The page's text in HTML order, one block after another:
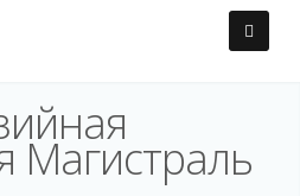
Магистраль